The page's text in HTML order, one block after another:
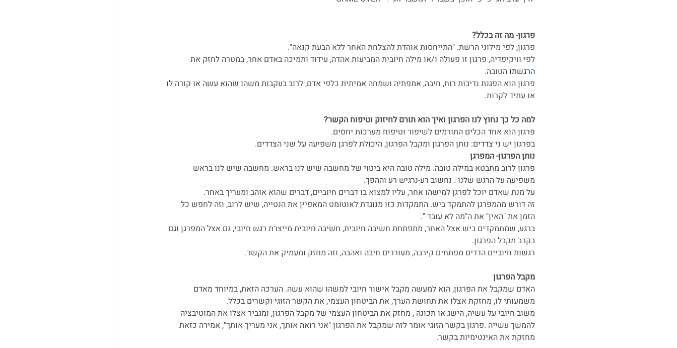
פרגון- מה זה בכלל?
פרגון, לפי מילוני הרשת: "התייחסות אוהדת להצלחת האחר ללא הבעת קנאה".
לפי וויקיפדיה, פרגון זו פעולה ו/או מילה חיובית המביעות אהדה, עידוד ותמיכה באדם אחר, במטרה לחזק את
הרגשתו הטובה.
פרגון הוא הפגנת נדיבות רוח, חיבה, אמפתיה ושמחה אמיתית כלפי אדם, לרוב בעקבות משהו שהוא עשה או קורה לו
או עתיד לקרות.
למה כל כך נחוץ לנו הפרגון ואיך הוא תורם לחיזוק וטיפוח הקשר?
פרגון הוא אחד הכלים התורמים לשיפור וטיפוח מערכות יחסים.
בפרגון יש ני צדדים: נותן הפרגון ומקבל הפרגון, היכולת לפרגן משפיעה על שני הצדדים.
נותן הפרגון- המפרגן
פרגון לרוב מתבטא במילה טובה. מילה טובה היא ביטוי של מחשבה שיש לנו בראש. מחשבה שיש לנו בראש
משפיעה על הרגש שלנו . נחשוב רע-נרגיש רע וההפך.
על מנת שאדם יוכל לפרגן למישהו אחר, עליו למצוא בו דברים חיוביים, דברים שהוא אוהב ומעריך באחר.
זה דורש מהמפרגן להתמקד ביש. התמקדות כזו מנוגדת לאוטומט המאפיין את הנטייה, שיש לרוב, וזה לחפש כל
הזמן את "האין" את ה"מה לא עובד ".
ברגע, שמתמקדים ביש אצל האחר, מתפתחת חשיבה חיובית, חשיבה חיובית מייצרת רגש חיובי, גם אצל המפרגן וגם
בקרב מקבל הפרגון.
רגשות חיוביים הדדים מפתחים קירבה, מעוררים חיבה ואהבה, וזה מחזק ומעמיק את הקשר.
מקבל הפרגון
האדם שמקבל את הפרגון, הוא למעשה מקבל אישור חיובי למשהו שהוא עשה. הערכה הזאת, במיוחד מאדם
משמעותי לו, מחזקת אצלו את תחושת הערך, את הביטחון העצמי, את הקשר הזוגי וקשרים בכלל.
משוב חיובי על עשיה, הישג או תכונה , מחזק את הביטחון העצמי של מקבל הפרגון, ומגביר אצלו את המוטיבציה
להמשך עשייה .פרגון בקשר הזוגי אומר לזה שמקבל את הפרגון "אני רואה אותך, אני מעריך אותך", אמירה כזאת
מחזקת את האינטימיות בקשר.